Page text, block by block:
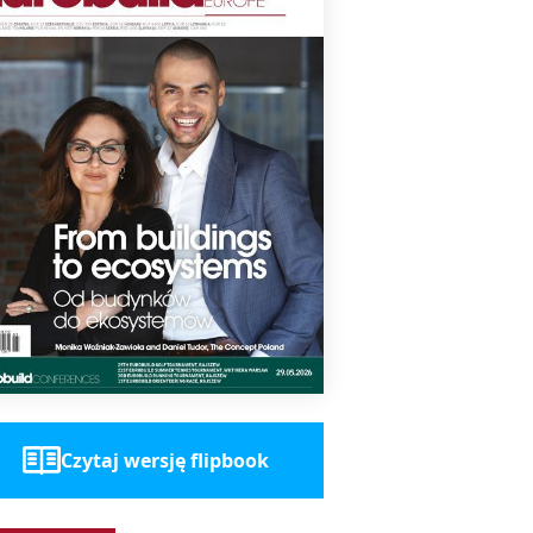
Czytaj wersję flipbook